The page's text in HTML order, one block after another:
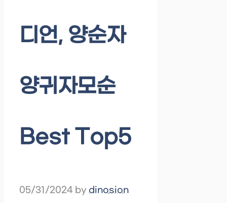
디언, 양순자
양귀자모순
Best Top5
05/31/2024 by dinosion